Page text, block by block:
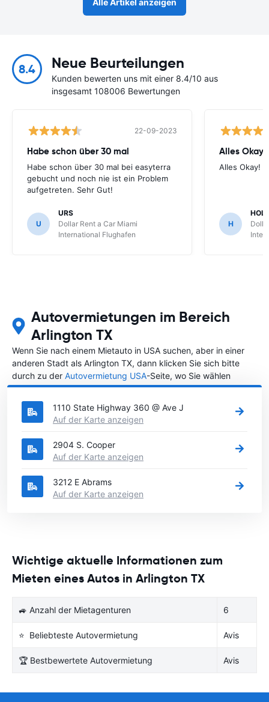
Alle Artikel anzeigen
8.4 Neue Beurteilungen
Kunden bewerten uns mit einer 8.4/10 aus
insgesamt 108006 Bewertungen
22-09-2023
Habe schon über 30 mal
Habe schon über 30 mal bei easyterra
gebucht und noch nie ist ein Problem
aufgetreten. Sehr Gut!
U
URS
Dollar Rent a Car Miami
International Flughafen
Alles Okay!
Alles Okay!
H
Autovermietungen im Bereich
Arlington TX
Wenn Sie nach einem Mietauto in USA suchen, aber in einer
anderen Stadt als Arlington TX, dann klicken Sie sich bitte
durch zu der Autovermietung USA-Seite, wo Sie wählen
können, in welcher Stadt in USA Sie ein Auto mieten möchten.
1110 State Highway 360 @ Ave J
Auf der Karte anzeigen
2904 S. Cooper
Auf der Karte anzeigen
3212 E Abrams
Auf der Karte anzeigen
Wichtige aktuelle Informationen zum
Mieten eines Autos in Arlington TX
🚙 Anzahl der Mietagenturen 6
⭐ Beliebteste Autovermietung Avis
🏆 Bestbewertete Autovermietung Avis